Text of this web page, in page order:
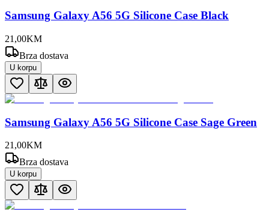
Samsung Galaxy A56 5G Silicone Case Black
21 ,00KM
Brza dostava
U korpu
Samsung Galaxy A56 5G Silicone Case Sage Green
21,00KM
Brza dostava
U korpu